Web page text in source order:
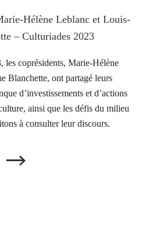
Hélène Leblanc et Louis-
– Culturiades 2023
les coprésidents, Marie-Hélène
Blanchette, ont partagé leurs
d’investissements et d’actions
ainsi que les défis du milieu
à consulter leur discours.